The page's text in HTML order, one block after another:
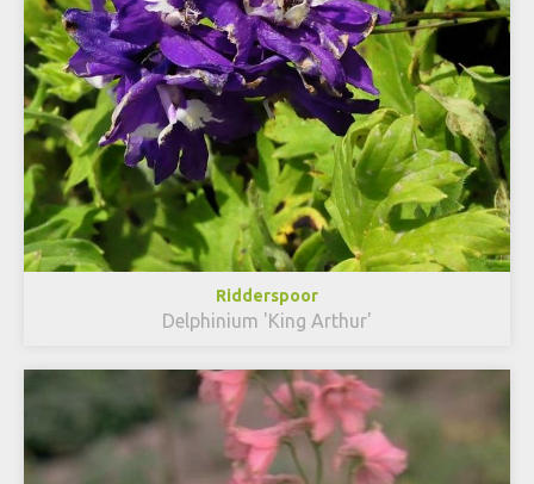
Ridderspoor
Delphinium 'King Arthur'